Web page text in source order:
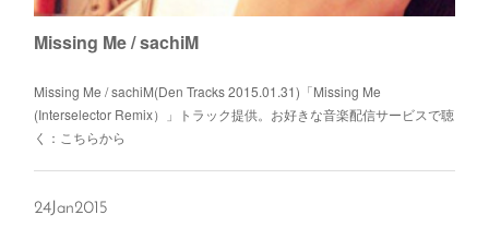
Missing Me / sachiM
Missing Me / sachiM(Den Tracks 2015.01.31)「Missing Me
(Interselector Remix）」トラック提供。お好きな音楽配信サービスで聴
く：こちらから
24Jan2015